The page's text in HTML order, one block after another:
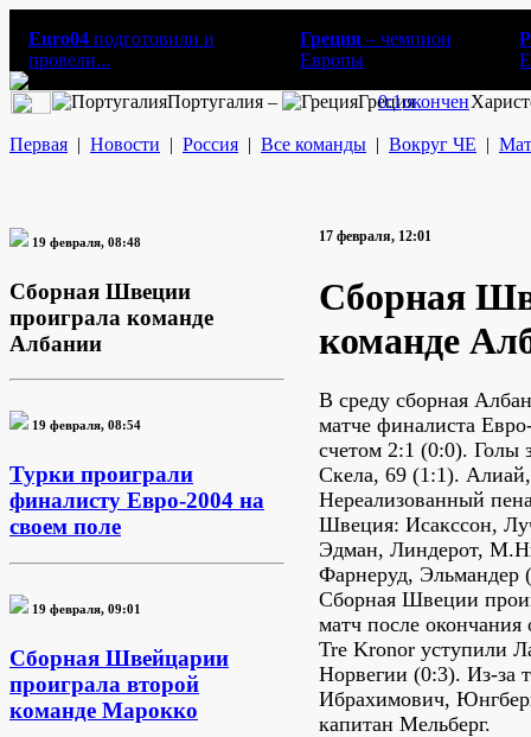
Euro04 подготовили и
провели...
Греция – чемпион
Европы
Португалия – Греция
0:1окончен
Первая | Новости | Россия | Все команды | Вокруг ЧЕ |
19 февраля, 08:48
Сборная Швеции
проиграла команде
Албании
19 февраля, 08:54
Турки проиграли
финалисту Евро-2004 на
своем поле
19 февраля, 09:01
Сборная Швейцарии
проиграла второй
команде Марокко
17 февраля, 12:01
Сборная
команде
В среду сборная
матче финалиста
счетом 2:1 (0:0). Голы
Скела, 69 (1:1).
Нереализованный
Швеция: Исакссон,
Эдман, Линдерот,
Фарнеруд, Эльмандер
Сборная Швеции
матч после окончания
Tre Kronor уступили
Норвегии (0:3). Из-за
Ибрахимович,
капитан Мельберг.